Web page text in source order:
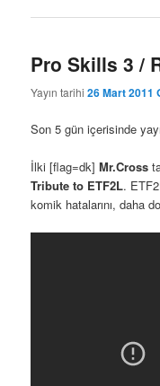
Pro Skills 3 /
Yayın tarihi26 Mart 2011
Son 5 gün içerisinde
İlki [flag=dk]Mr.Cross
Tribute to ETF2L.
komik hatalarını, daha